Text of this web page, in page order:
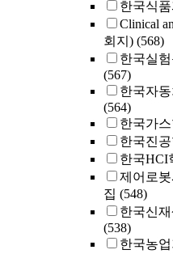
한국식품
Clinical
회지) (568)
한국실
(567)
한국자
(564)
한국가
한국진
한국HCI
제어로
집 (548)
한국신
(538)
한국농